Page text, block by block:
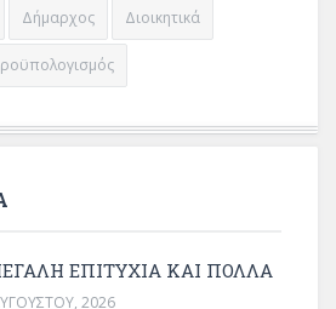
Δήμαρχος Διοικητικά
ΕΠΙΤΥΧΊΑ ΚΑΙ ΠΟΛΛΆ
2026